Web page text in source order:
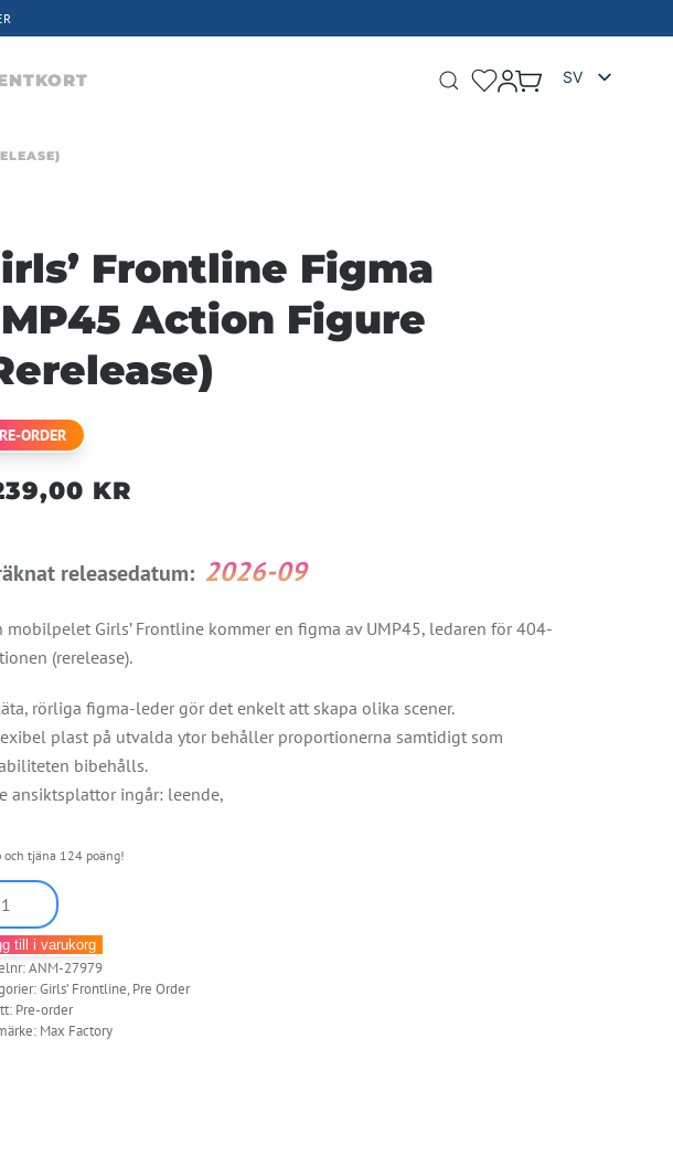
SV
Frontline Figma
Action Figure
ORDER
KR
releasedatum: 2026-09
mobilpelet Girls’ Frontline kommer en figma av UMP45, ledaren för 404-
(rerelease).
rörliga figma-leder gör det enkelt att skapa olika scener.
plast på utvalda ytor behåller proportionerna samtidigt som
bibehålls.
ansiktsplattor ingår: leende,
och tjäna 124 poäng!
till i varukorg
ANM-27979
Girls’ Frontline, Pre Order
Pre-order
Max Factory